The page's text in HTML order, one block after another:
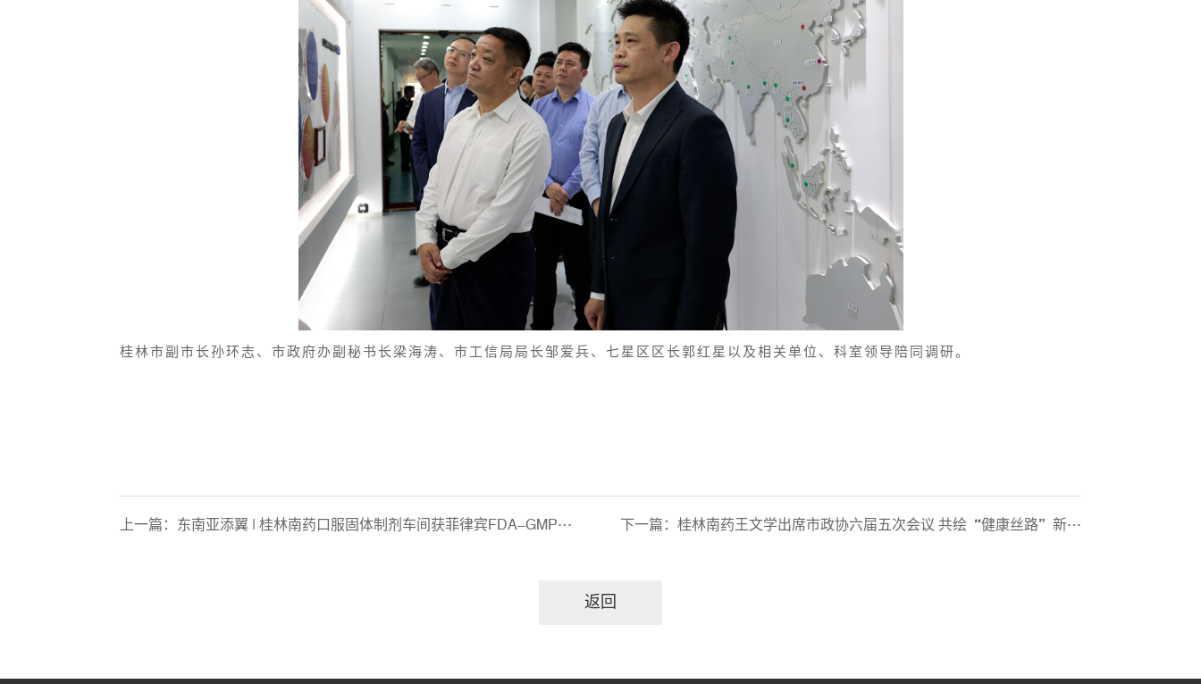
桂林市副市长孙环志、市政府办副秘书长梁海涛、市工信局局长邹爱兵、七星区区长郭红星以及相关单位、科室领导陪同调研。
上一篇： 东南亚添翼 | 桂林南药口服固体制剂车间获菲律宾FDA-GMP认证 下一篇： 桂林南药王文学出席市政协六届五次会议 共绘“健康丝路”新蓝图
返回